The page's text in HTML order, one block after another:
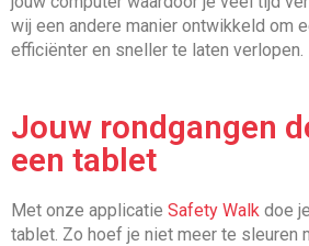
wij een andere manier ontwikkeld om
efficiënter en sneller te laten verlopen.
Jouw rondgangen
een tablet
Met onze applicatie Safety Walk doe
tablet. Zo hoef je niet meer te sleuren